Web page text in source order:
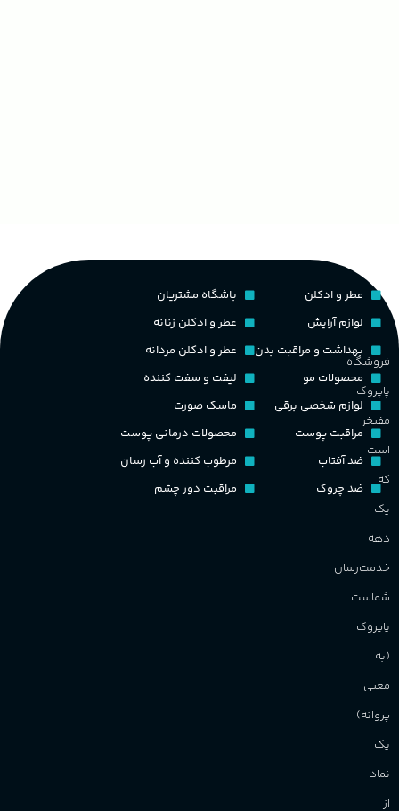
فروشگاه
پاپروک
مفتخر
است
که
یک
دهه
خدمت‌رسان
شماست.
پاپروک
(به
معنی
پروانه)
یک
نماد
از
عطر و ادکلن
لوازم آرایش
بهداشت و مراقبت بدن
محصولات مو
لوازم شخصی برقی
مراقبت پوست
ضد آفتاب
ضد چروک
باشگاه مشتریان
عطر و ادکلن زنانه
عطر و ادکلن مردانه
لیفت و سفت کننده
ماسک صورت
محصولات درمانی پوست
مرطوب کننده و آب رسان
مراقبت دور چشم